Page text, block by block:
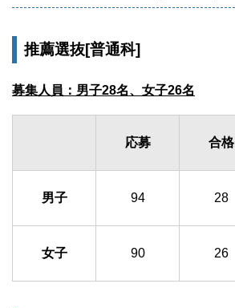
推薦選抜[普通科]
募集人員：男子28名、女子26名
応募 合格
男子 94 28
女子 90 26